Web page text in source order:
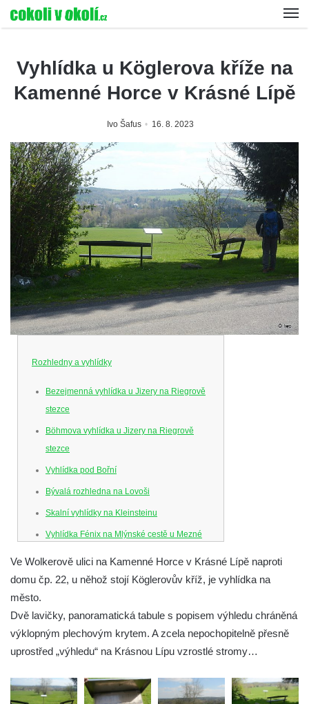
Vyhlídka u Köglerova kříže na
Kamenné Horce v Krásné Lípě
Ivo Šafus 16. 8. 2023
Rozhledny a vyhlídky
Bezejmenná vyhlídka u Jizery na Riegrově
stezce
Böhmova vyhlídka u Jizery na Riegrově
stezce
Vyhlídka pod Bořní
Bývalá rozhledna na Lovoši
Skalní vyhlídky na Kleinsteinu
Vyhlídka Fénix na Mlýnské cestě u Mezné
starokatolického kostela Proměnění Páně
Vyhlídka u svatého Josefa v Zákupech
Ferdinandova vyhlídka u bývalého
čedičového lomu v Zákupech
Křížovém vrchu ve Frýdlantu
Ve Wolkerově ulici na Kamenné Horce v Krásné Lípě naproti
domu čp. 22, u něhož stojí Köglerovův kříž, je vyhlídka na
město.
Dvě lavičky, panoramatická tabule s popisem výhledu chráněná
výklopným plechovým krytem. A zcela nepochopitelně přesně
uprostřed „výhledu“ na Krásnou Lípu vzrostlé stromy…